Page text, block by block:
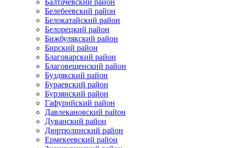
Белебеевский район
Белокатайский район
Белорецкий район
Бижбулякский район
Бирский район
Благоварский район
Благовещенский район
Буздякский район
Бураевский район
Бурзянский район
Гафурийский район
Давлекановский район
Дуванский район
Дюртюлинский район
Ермекеевский район